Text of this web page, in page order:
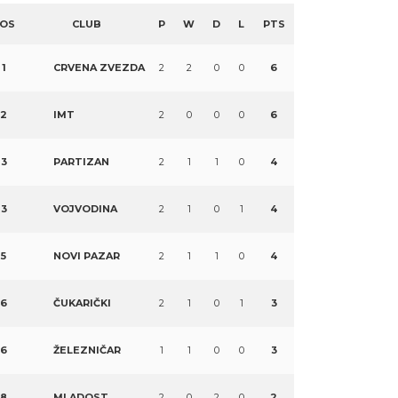
CLUB P W D L PTS
1 CRVENA ZVEZDA 2 2 0 0 6
2 IMT 2 0 0 0 6
3 PARTIZAN 2 1 1 0 4
3 VOJVODINA 2 1 0 1 4
5 NOVI PAZAR 2 1 1 0 4
6 ČUKARIČKI 2 1 0 1 3
6 ŽELEZNIČAR 1 1 0 0 3